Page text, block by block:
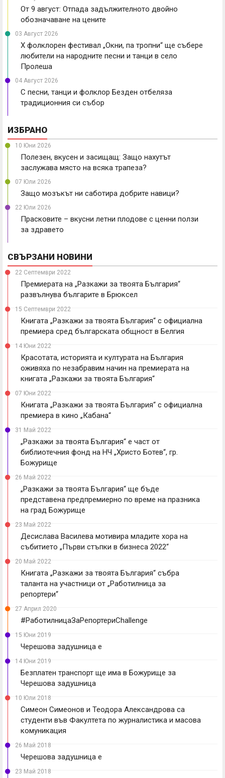
От 9 август: Отпада задължителното двойно
обозначаване на цените
03 Август 2026
X фолклорен фестивал „Окни, па тропни“ ще събере
любители на народните песни и танци в село
Пролеша
04 Август 2026
С песни, танци и фолклор Безден отбеляза
традиционния си събор
ИЗБРАНО
10 Юни 2026
Полезен, вкусен и засищащ: Защо нахутът
заслужава място на всяка трапеза?
07 Юли 2026
Защо мозъкът ни саботира добрите навици?
22 Юли 2026
Прасковите – вкусни летни плодове с ценни ползи
за здравето
СВЪРЗАНИ НОВИНИ
22 Септември 2022
Премиерата на „Разкажи за твоята България“
развълнува българите в Брюксел
15 Септември 2022
Книгата „Разкажи за твоята България“ с официална
премиера сред българската общност в Белгия
14 Юни 2022
Красотата, историята и културата на България
оживяха по незабравим начин на премиерата на
книгата „Разкажи за твоята България“
07 Юни 2022
Книгата „Разкажи за твоята България“ с официална
премиера в кино „Кабана“
31 Май 2022
„Разкажи за твоята България“ е част от
библиотечния фонд на НЧ „Христо Ботев“, гр.
Божурище
26 Май 2022
„Разкажи за твоята България“ ще бъде
представена предпремиерно по време на празника
на град Божурище
23 Май 2022
Десислава Василева мотивира младите хора на
събитието „Първи стъпки в бизнеса 2022“
20 Май 2022
Книгата „Разкажи за твоята България“ събра
таланта на участници от „Работилница за
репортери“
27 Април 2020
#РаботилницаЗаРепортериChallenge
15 Юни 2019
Черешова задушница е
14 Юни 2019
Безплатен транспорт ще има в Божурище за
Черешова задушница
10 Юли 2018
Симеон Симеонов и Теодора Александрова са
студенти във Факултета по журналистика и масова
комуникация
26 Май 2018
Черешова задушница е
23 Май 2018